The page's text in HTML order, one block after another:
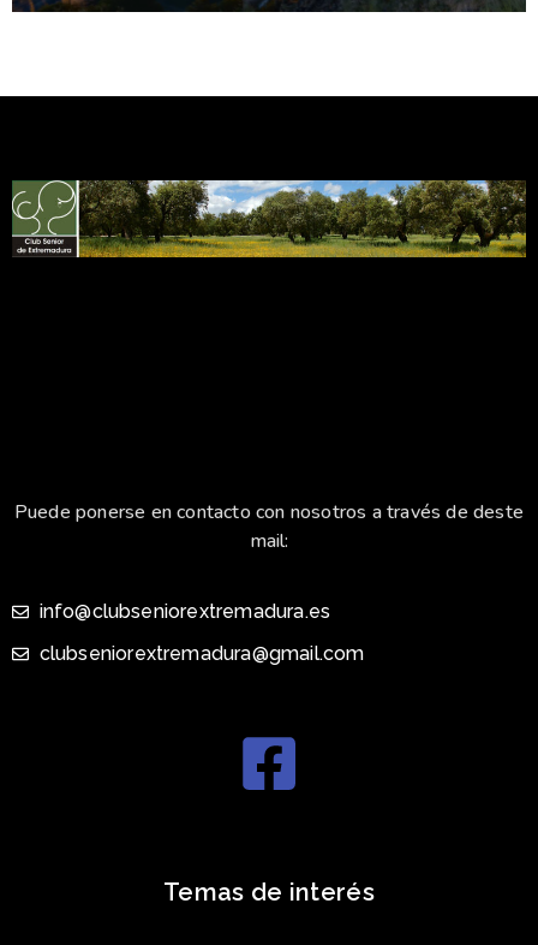
Puede ponerse en contacto con nosotros a través de deste
mail:
info@clubseniorextremadura.es
clubseniorextremadura@gmail.com
Temas de interés